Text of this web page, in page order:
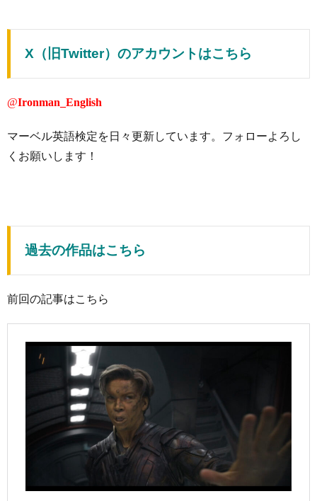
X（旧Twitter）のアカウントはこちら
@Ironman_English
マーベル英語検定を日々更新しています。フォローよろし
くお願いします！
過去の作品はこちら
前回の記事はこちら